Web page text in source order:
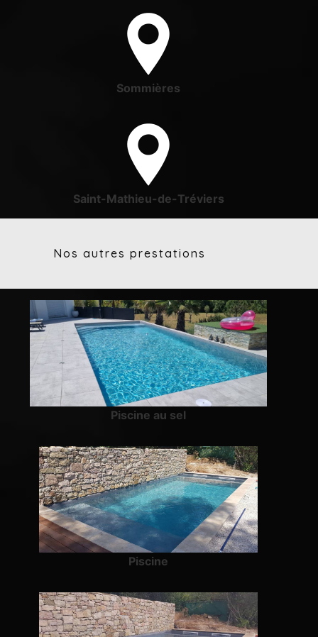
Sommières
Saint-Mathieu-de-Tréviers
Nos autres prestations
Piscine au sel
Piscine